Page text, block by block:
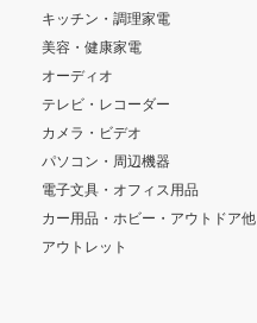
キッチン・調理家電
美容・健康家電
オーディオ
テレビ・レコーダー
カメラ・ビデオ
パソコン・周辺機器
電子文具・オフィス用品
カー用品・ホビー・アウトドア他
アウトレット